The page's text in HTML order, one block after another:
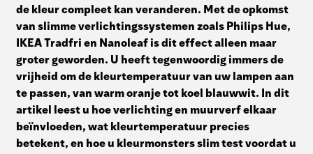
de kleur compleet kan veranderen. Met de opkomst
van slimme verlichtingssystemen zoals Philips Hue,
IKEA Tradfri en Nanoleaf is dit effect alleen maar
groter geworden. U heeft tegenwoordig immers de
vrijheid om de kleurtemperatuur van uw lampen aan
te passen, van warm oranje tot koel blauwwit. In dit
artikel leest u hoe verlichting en muurverf elkaar
beïnvloeden, wat kleurtemperatuur precies
betekent, en hoe u kleurmonsters slim test voordat u